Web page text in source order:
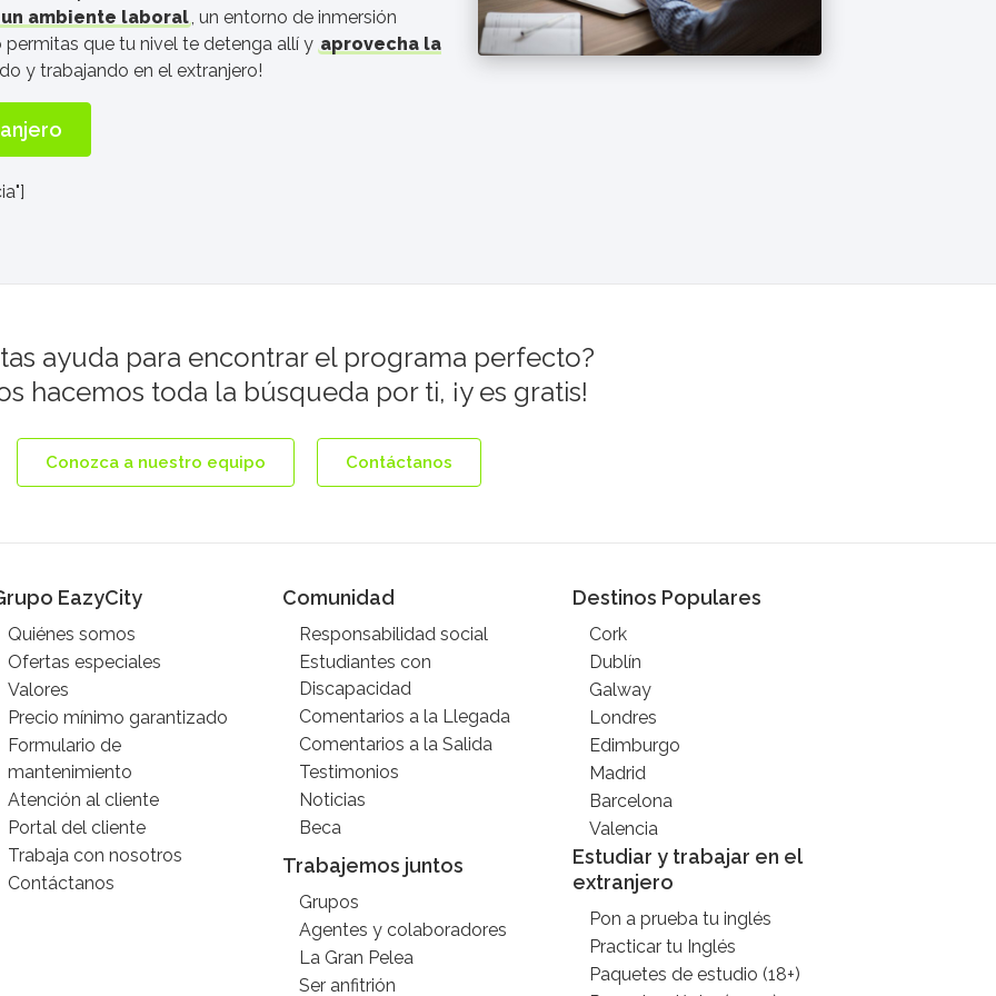
ambiente laboral, un entorno de inmersión
que tu nivel te detenga allí y aprovecha la
y trabajando en el extranjero!
ayuda para encontrar el programa perfecto?
hacemos toda la búsqueda por ti, ¡y es gratis!
Conozca a nuestro equipo Contáctanos
EazyCity
Quiénes somos
Ofertas especiales
Valores
Precio mínimo garantizado
Formulario de
mantenimiento
Atención al cliente
Portal del cliente
Trabaja con nosotros
Contáctanos
Comunidad
Responsabilidad social
Estudiantes con
Discapacidad
Comentarios a la Llegada
Comentarios a la Salida
Testimonios
Noticias
Beca
Trabajemos juntos
Grupos
Agentes y colaboradores
La Gran Pelea
Ser anfitrión
Destinos Populares
Cork
Dublín
Galway
Londres
Edimburgo
Madrid
Barcelona
Valencia
Estudiar y trabajar en el
extranjero
Pon a prueba tu inglés
Practicar tu Inglés
Paquetes de estudio (18+)